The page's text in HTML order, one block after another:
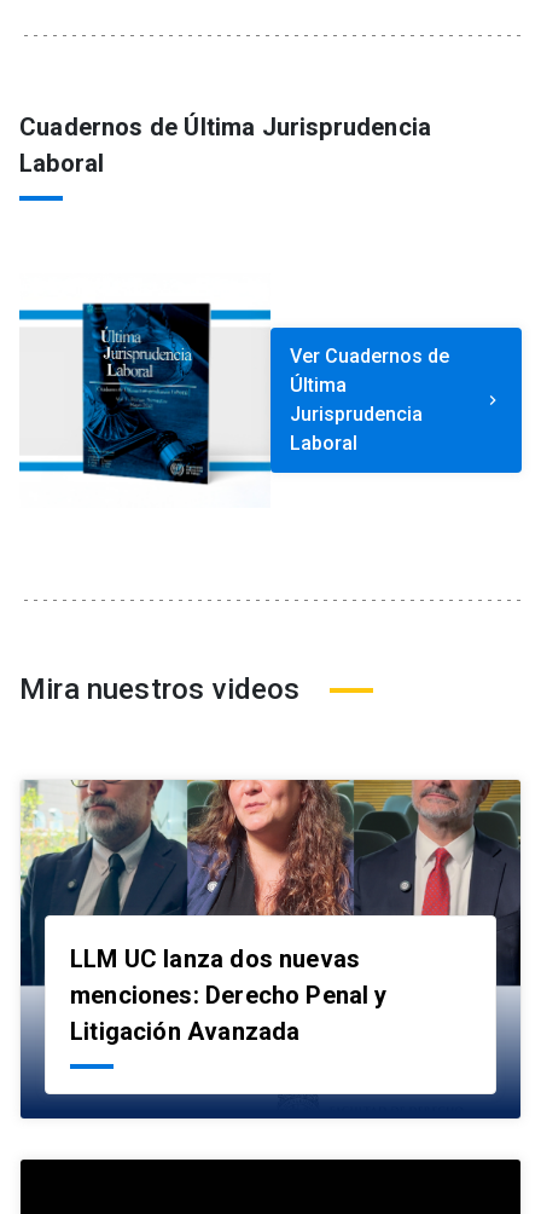
Cuadernos de Última Jurisprudencia
Laboral
Ver Cuadernos de
Última
Jurisprudencia
Laboral
keyboard_arrow_right
Mira nuestros videos
LLM UC lanza dos nuevas
menciones: Derecho Penal y
Litigación Avanzada